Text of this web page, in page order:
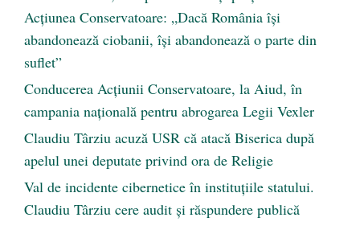
Acțiunea Conservatoare: „Dacă România își
abandonează ciobanii, își abandonează o parte din
suflet”
Conducerea Acțiunii Conservatoare, la Aiud, în
campania națională pentru abrogarea Legii Vexler
Claudiu Târziu acuză USR că atacă Biserica după
apelul unei deputate privind ora de Religie
Val de incidente cibernetice în instituțiile statului.
Claudiu Târziu cere audit și răspundere publică